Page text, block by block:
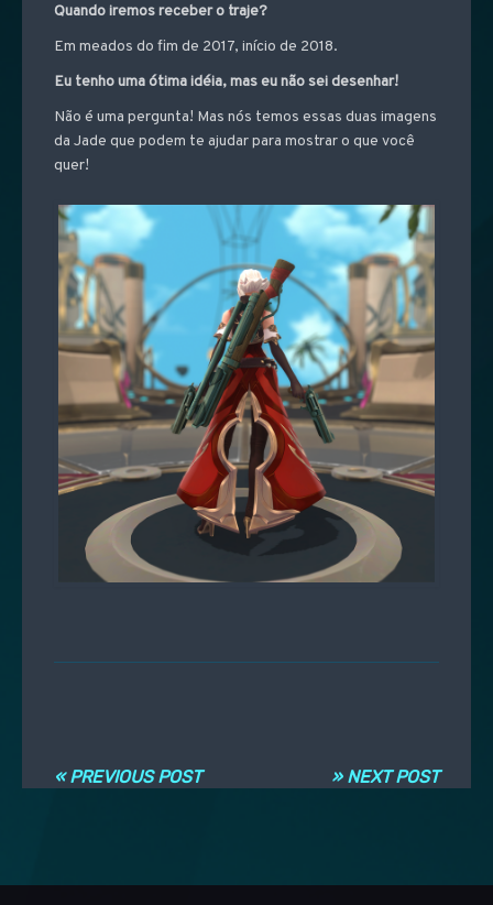
Quando iremos receber o traje?
Em meados do fim de 2017, início de 2018.
Eu tenho uma ótima idéia, mas eu não sei desenhar!
Não é uma pergunta! Mas nós temos essas duas imagens
da Jade que podem te ajudar para mostrar o que você
quer!
» NEXT POST
« PREVIOUS POST